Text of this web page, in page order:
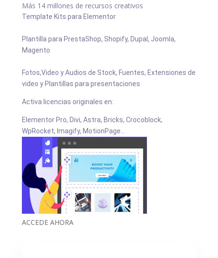
Más 14 millones de recursos creativos
Template Kits para Elementor
Plantilla para PrestaShop, Shopify, Dupal, Joomla,
Magento
Fotos,Video y Audios de Stock, Fuentes, Extensiones de
video y Plantillas para presentaciones
Activa licencias originales en:
Elementor Pro, Divi, Astra, Bricks, Crocoblock,
WpRocket, Imagify, MotionPage...
ACCEDE AHORA